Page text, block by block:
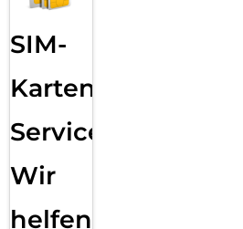
SIM-
Karten
Service:
Wir
helfen